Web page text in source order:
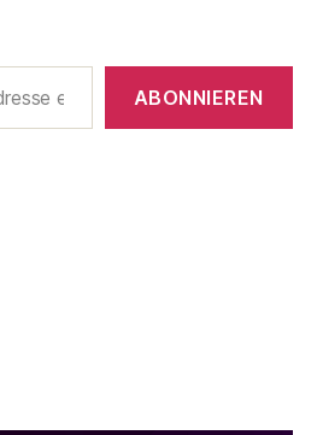
ABONNIEREN